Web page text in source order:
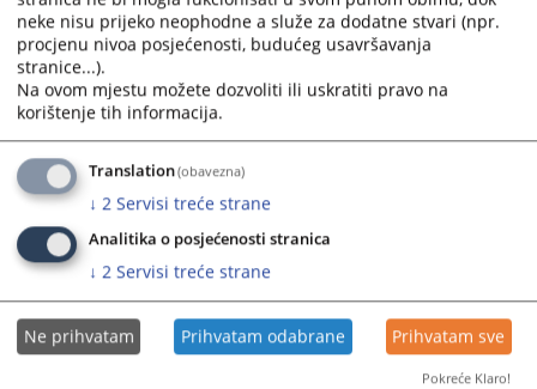
date.
Press
the
question
mark
key
get
the
keyboard
shortcuts
for
changing
dates.
date.
Press
question
mark
key
to
get
the
shortcuts
for
changing
dates.
neke nisu prijeko neophodne a služe za dodatne stvari (npr.
procjenu nivoa posjećenosti, budućeg usavršavanja
stranice...).
Na ovom mjestu možete dozvoliti ili uskratiti pravo na
korištenje tih informacija.
Translation(obavezna)
↓ 2 Servisi treće strane
Analitika o posjećenosti stranica
↓ 2 Servisi treće strane
Ne prihvatam Prihvatam odabrane Prihvatam sve
Pokreće Klaro!